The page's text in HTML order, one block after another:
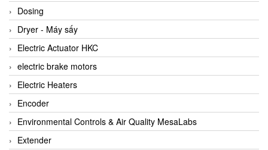
ANDERSON-NEGELE
ANDILOG Technologies Vietnam
Anritsu
ANTEC S.A
Antico pumps
Anybus/ HMS
AOBEN
Apex Dynamics Vietnam
Dosing
Dryer - Máy sấy
Electric Actuator HKC
electric brake motors
Electric Heaters
Encoder
Environmental Controls & Air Quality MesaLabs
Extender